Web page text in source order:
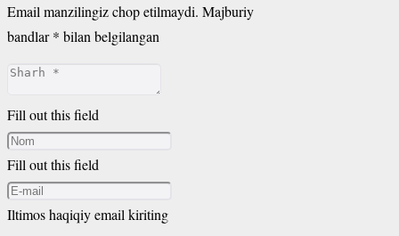
Email manzilingiz chop etilmaydi. Majburiy
bandlar* bilan belgilangan
Fill out this field
Fill out this field
Iltimos haqiqiy email kiriting